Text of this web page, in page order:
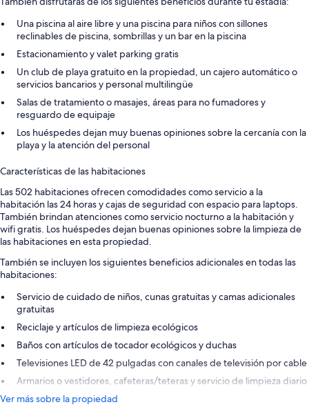
Una piscina al aire libre y una piscina para niños con sillones
reclinables de piscina, sombrillas y un bar en la piscina
Estacionamiento y valet parking gratis
Un club de playa gratuito en la propiedad, un cajero automático o
servicios bancarios y personal multilingüe
Salas de tratamiento o masajes, áreas para no fumadores y
resguardo de equipaje
Los huéspedes dejan muy buenas opiniones sobre la cercanía con la
playa y la atención del personal
Características de las habitaciones
Las 502 habitaciones ofrecen comodidades como servicio a la
habitación las 24 horas y cajas de seguridad con espacio para laptops.
También brindan atenciones como servicio nocturno a la habitación y
wifi gratis. Los huéspedes dejan buenas opiniones sobre la limpieza de
las habitaciones en esta propiedad.
También se incluyen los siguientes beneficios adicionales en todas las
habitaciones:
Servicio de cuidado de niños, cunas gratuitas y camas adicionales
gratuitas
Reciclaje y artículos de limpieza ecológicos
Baños con artículos de tocador ecológicos y duchas
Televisiones LED de 42 pulgadas con canales de televisión por cable
Armarios o vestidores, cafeteras/teteras y servicio de limpieza diario
Ver más sobre la propiedad